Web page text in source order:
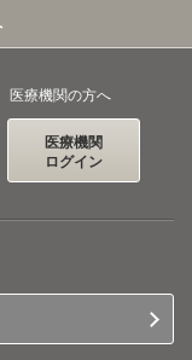
医療機関の方へ
医療機関
ログイン